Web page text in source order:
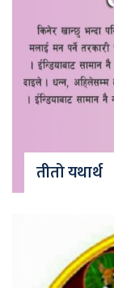
तीतो यथार्थ